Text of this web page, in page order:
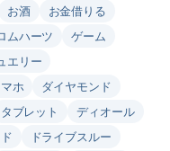
お酒
お金借りる
ムハーツ
ゲーム
エリー
ホ
ダイヤモンド
タブレット
ディオール
ドライブスルー